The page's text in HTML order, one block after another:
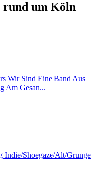
rund um Köln
Wir Sind Eine Band Aus
Am Gesan...
Indie/Shoegaze/Alt/Grunge